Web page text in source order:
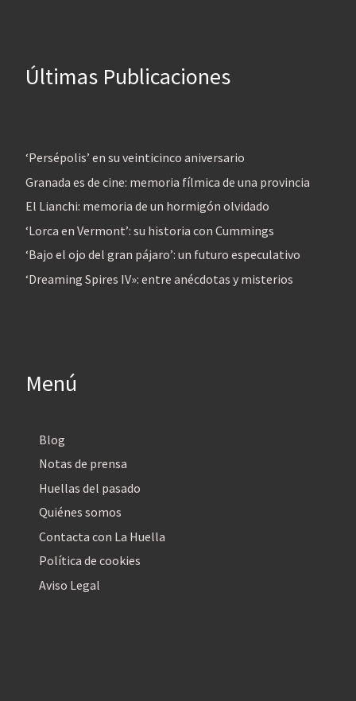
Últimas Publicaciones
‘Persépolis’ en su veinticinco aniversario
Granada es de cine: memoria fílmica de una provincia
El Lianchi: memoria de un hormigón olvidado
‘Lorca en Vermont’: su historia con Cummings
‘Bajo el ojo del gran pájaro’: un futuro especulativo
‘Dreaming Spires IV»: entre anécdotas y misterios
Menú
Blog
Notas de prensa
Huellas del pasado
Quiénes somos
Contacta con La Huella
Política de cookies
Aviso Legal